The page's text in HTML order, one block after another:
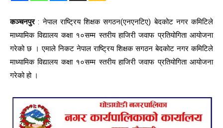
कञ्चनपुर: नेपाल राष्ट्रिय शिक्षक सगठन(एनएनटिए) बेदकोट नगर कमिटिले
माध्यामिक विद्यालय कक्षा १०सम्म स्तरीय हाजिरी जवाफ प्रतियोगिता आयोजना
गरेको छ । एमाले निकट नेपाल राष्ट्रिय शिक्षक सगठन बेदकोट नगर कमिटिले
माध्यामिक विद्यालय कक्षा १०सम्म स्तरीय हाजिरी जवाफ प्रतियोगिता आयोजना
गरेको हो ।